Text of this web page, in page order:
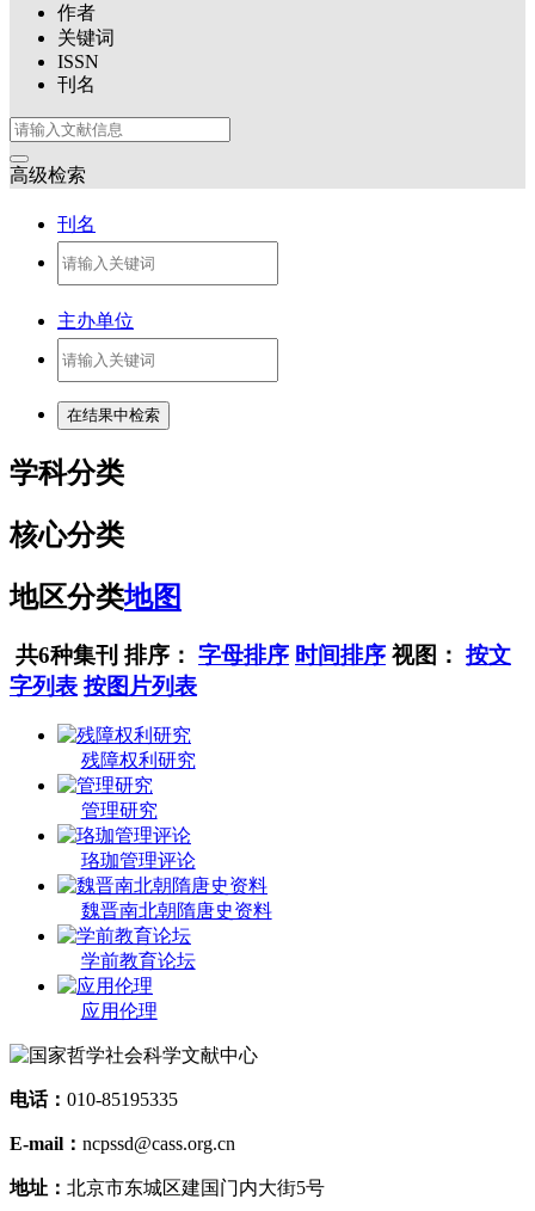
作者
关键词
ISSN
刊名
高级检索
刊名
主办单位
学科分类
核心分类
地区分类地图
共6种集刊 排序： 字母排序 时间排序 视图： 按文
字列表 按图片列表
残障权利研究
管理研究
珞珈管理评论
魏晋南北朝隋唐史资料
学前教育论坛
应用伦理
电话： 010-85195335
E-mail： ncpssd@cass.org.cn
地址： 北京市东城区建国门内大街5号